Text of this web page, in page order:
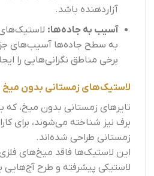
آزاردهنده باشد.
آسیب به جاده‌ها:
به سطح جاده‌ها آسیب‌های
برخی مناطق نگرانی‌هایی را
لاستیک‌های زمستانی بدون میخ
تایرهای زمستانی بدون میخ، که
برف نیز شناخته می‌شوند، برای
زمستانی طراحی شده‌اند.
این لاستیک‌ها فاقد میخ‌های فلزی
لاستیکی پیشرفته و طرح آج‌هایی